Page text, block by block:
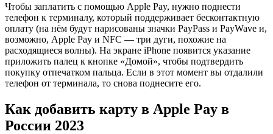
Чтобы заплатить с помощью Apple Pay, нужно поднести
телефон к терминалу, который поддерживает бесконтактную
оплату (на нём будут нарисованы значки PayPass и PayWave и,
возможно, Apple Pay и NFC — три дуги, похожие на
расходящиеся волны). На экране iPhone появится указание
приложить палец к кнопке «Домой», чтобы подтвердить
покупку отпечатком пальца. Если в этот момент вы отдалили
телефон от терминала, то снова поднесите его.
Как добавить карту в Apple Pay в
России 2023